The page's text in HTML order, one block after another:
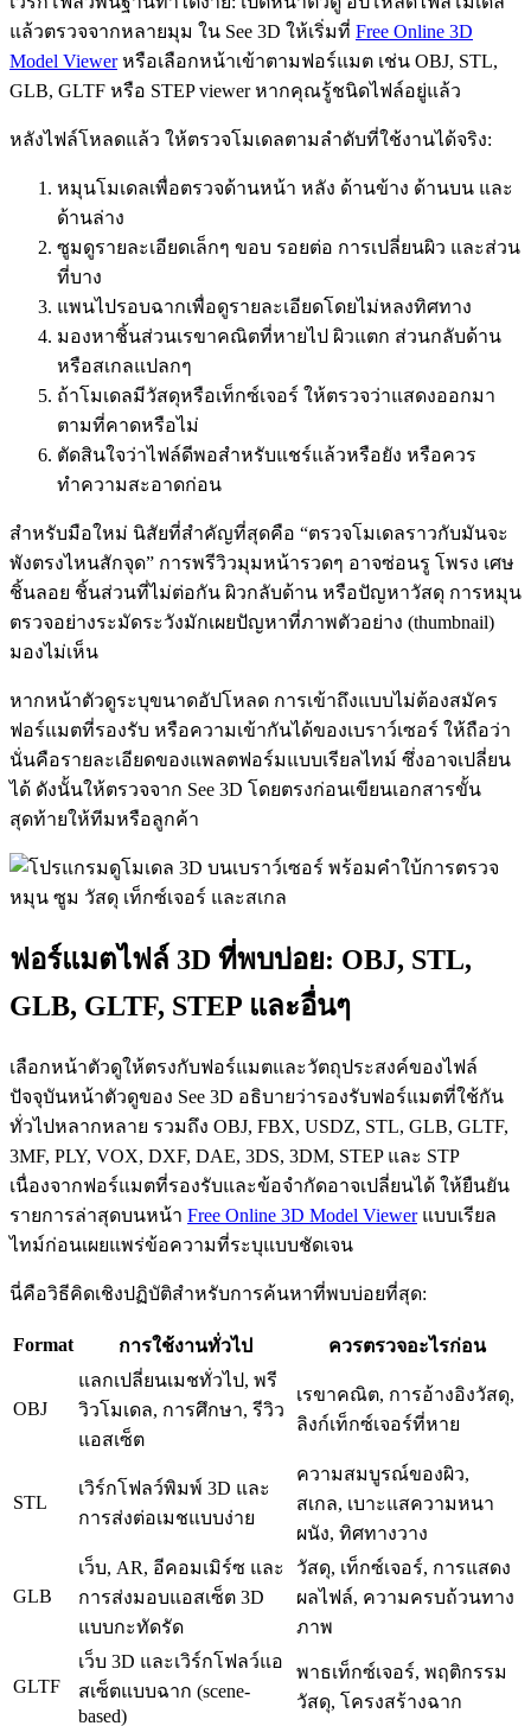
แล้วตรวจจากหลายมุม ใน See 3D ให้เริ่มที่ Free Online 3D
Model Viewerหรือเลือกหน้าเข้าตามฟอร์แมต เช่น OBJ, STL,
GLB, GLTF หรือ STEP viewer หากคุณรู้ชนิดไฟล์อยู่แล้ว
หลังไฟล์โหลดแล้ว ให้ตรวจโมเดลตามลำดับที่ใช้งานได้จริง:
หมุนโมเดลเพื่อตรวจด้านหน้า หลัง ด้านข้าง ด้านบน และ
ด้านล่าง
ซูมดูรายละเอียดเล็กๆ ขอบ รอยต่อ การเปลี่ยนผิว และส่วน
ที่บาง
แพนไปรอบฉากเพื่อดูรายละเอียดโดยไม่หลงทิศทาง
มองหาชิ้นส่วนเรขาคณิตที่หายไป ผิวแตก ส่วนกลับด้าน
หรือสเกลแปลกๆ
ถ้าโมเดลมีวัสดุหรือเท็กซ์เจอร์ ให้ตรวจว่าแสดงออกมา
ตามที่คาดหรือไม่
ตัดสินใจว่าไฟล์ดีพอสำหรับแชร์แล้วหรือยัง หรือควร
ทำความสะอาดก่อน
สำหรับมือใหม่ นิสัยที่สำคัญที่สุดคือ “ตรวจโมเดลราวกับมันจะ
พังตรงไหนสักจุด” การพรีวิวมุมหน้ารวดๆ อาจซ่อนรู โพรง เศษ
ชิ้นลอย ชิ้นส่วนที่ไม่ต่อกัน ผิวกลับด้าน หรือปัญหาวัสดุ การหมุน
ตรวจอย่างระมัดระวังมักเผยปัญหาที่ภาพตัวอย่าง (thumbnail)
มองไม่เห็น
หากหน้าตัวดูระบุขนาดอัปโหลด การเข้าถึงแบบไม่ต้องสมัคร
ฟอร์แมตที่รองรับ หรือความเข้ากันได้ของเบราว์เซอร์ ให้ถือว่า
นั่นคือรายละเอียดของแพลตฟอร์มแบบเรียลไทม์ ซึ่งอาจเปลี่ยน
ได้ ดังนั้นให้ตรวจจาก See 3D โดยตรงก่อนเขียนเอกสารขั้น
สุดท้ายให้ทีมหรือลูกค้า
ฟอร์แมตไฟล์ 3D ที่พบบ่อย: OBJ, STL,
GLB, GLTF, STEP และอื่นๆ
เลือกหน้าตัวดูให้ตรงกับฟอร์แมตและวัตถุประสงค์ของไฟล์
ปัจจุบันหน้าตัวดูของ See 3D อธิบายว่ารองรับฟอร์แมตที่ใช้กัน
ทั่วไปหลากหลาย รวมถึง OBJ, FBX, USDZ, STL, GLB, GLTF,
3MF, PLY, VOX, DXF, DAE, 3DS, 3DM, STEP และ STP
เนื่องจากฟอร์แมตที่รองรับและข้อจำกัดอาจเปลี่ยนได้ ให้ยืนยัน
รายการล่าสุดบนหน้า Free Online 3D Model Viewerแบบเรียล
ไทม์ก่อนเผยแพร่ข้อความที่ระบุแบบชัดเจน
นี่คือวิธีคิดเชิงปฏิบัติสำหรับการค้นหาที่พบบ่อยที่สุด:
Format การใช้งานทั่วไป ควรตรวจอะไรก่อน
OBJ
แลกเปลี่ยนเมชทั่วไป, พรี
วิวโมเดล, การศึกษา, รีวิว
แอสเซ็ต
เรขาคณิต, การอ้างอิงวัสดุ,
ลิงก์เท็กซ์เจอร์ที่หาย
STL
เวิร์กโฟลว์พิมพ์ 3D และ
การส่งต่อเมชแบบง่าย
ความสมบูรณ์ของผิว,
สเกล, เบาะแสความหนา
ผนัง, ทิศทางวาง
GLB
เว็บ, AR, อีคอมเมิร์ซ และ
การส่งมอบแอสเซ็ต 3D
แบบกะทัดรัด
วัสดุ, เท็กซ์เจอร์, การแสดง
ผลไฟล์, ความครบถ้วนทาง
ภาพ
GLTF
เว็บ 3D และเวิร์กโฟลว์แอ
สเซ็ตแบบฉาก (scene-
based)
พาธเท็กซ์เจอร์, พฤติกรรม
วัสดุ, โครงสร้างฉาก